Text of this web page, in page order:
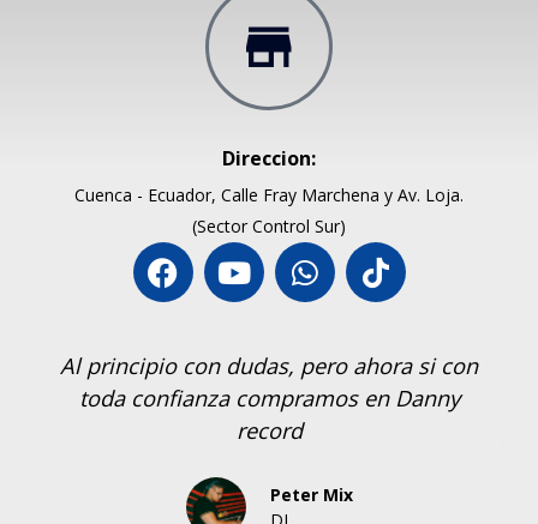
Direccion:
Cuenca - Ecuador, Calle Fray Marchena y Av. Loja.
(Sector Control Sur)
Al principio con dudas, pero ahora si con
toda confianza compramos en Danny
record
Peter Mix